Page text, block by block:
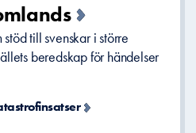
till svenskar i större
beredskap för händelser